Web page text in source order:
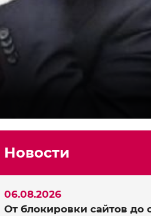
Новости
От блокировки сайтов до
06.08.2026